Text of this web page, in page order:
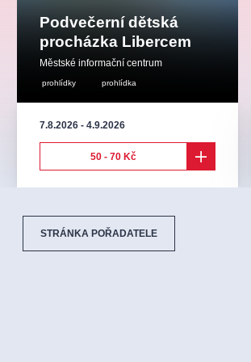
Podvečerní dětská
procházka Libercem
Městské informační centrum
prohlídky prohlídka
7.8.2026 - 4.9.2026
50 - 70 Kč
STRÁNKA POŘADATELE